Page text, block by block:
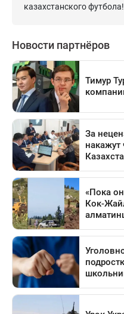
казахстанского футбола!